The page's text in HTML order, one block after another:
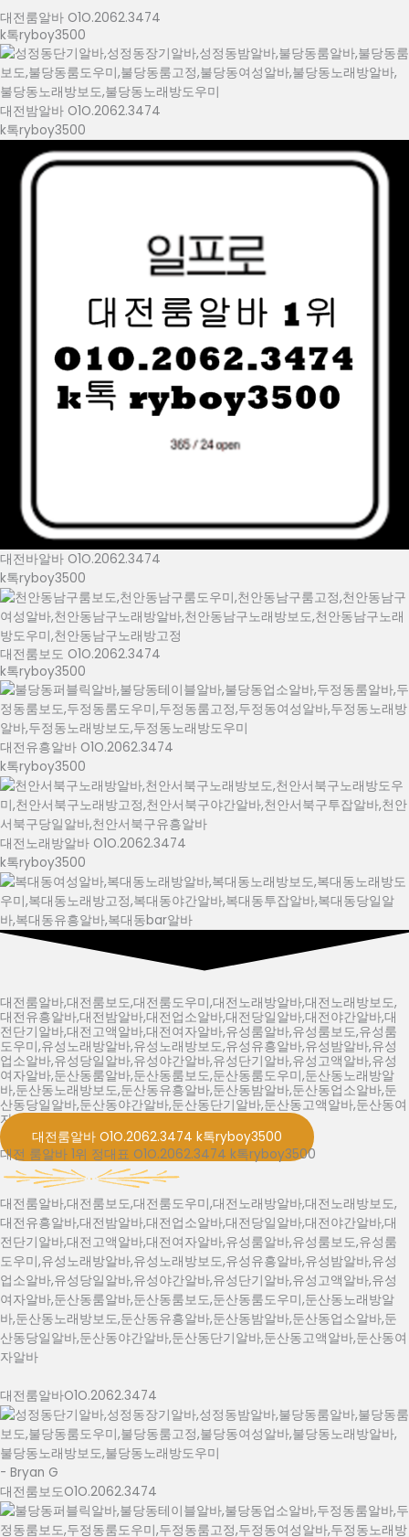
대전룸알바 O1O.2062.3474
k톡ryboy3500
대전밤알바 O1O.2062.3474
k톡ryboy3500
대전바알바 O1O.2062.3474
k톡ryboy3500
대전룸보도 O1O.2062.3474
k톡ryboy3500
대전유흥알바 O1O.2062.3474
k톡ryboy3500
대전노래방알바 O1O.2062.3474
k톡ryboy3500
대전룸알바,대전룸보도,대전룸도우미,대전노래방알바,대전노래방보도,
대전유흥알바,대전밤알바,대전업소알바,대전당일알바,대전야간알바,대
전단기알바,대전고액알바,대전여자알바,유성룸알바,유성룸보도,유성룸
도우미,유성노래방알바,유성노래방보도,유성유흥알바,유성밤알바,유성
업소알바,유성당일알바,유성야간알바,유성단기알바,유성고액알바,유성
여자알바,둔산동룸알바,둔산동룸보도,둔산동룸도우미,둔산동노래방알
바,둔산동노래방보도,둔산동유흥알바,둔산동밤알바,둔산동업소알바,둔
산동당일알바,둔산동야간알바,둔산동단기알바,둔산동고액알바,둔산동여
자알바
대전룸알바 O1O.2062.3474 k톡ryboy3500
대전 룸알바 1위 정대표 O1O.2062.3474 k톡ryboy3500
대전룸알바,대전룸보도,대전룸도우미,대전노래방알바,대전노래방보도,
대전유흥알바,대전밤알바,대전업소알바,대전당일알바,대전야간알바,대
전단기알바,대전고액알바,대전여자알바,유성룸알바,유성룸보도,유성룸
도우미,유성노래방알바,유성노래방보도,유성유흥알바,유성밤알바,유성
업소알바,유성당일알바,유성야간알바,유성단기알바,유성고액알바,유성
여자알바,둔산동룸알바,둔산동룸보도,둔산동룸도우미,둔산동노래방알
바,둔산동노래방보도,둔산동유흥알바,둔산동밤알바,둔산동업소알바,둔
산동당일알바,둔산동야간알바,둔산동단기알바,둔산동고액알바,둔산동여
자알바
대전룸알바O1O.2062.3474
- Bryan G
대전룸보도O1O.2062.3474